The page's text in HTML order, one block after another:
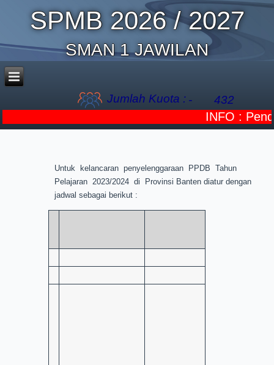
SPMB 2026 / 2027
SMAN 1 JAWILAN
Jumlah Kuota : - 432
INFO :
Untuk kelancaran penyelenggaraan PPDB Tahun
Pelajaran 2023/2024 di Provinsi Banten diatur dengan
jadwal sebagai berikut :